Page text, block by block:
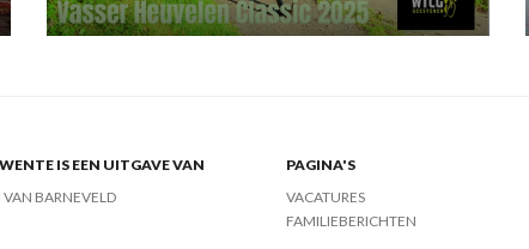
IS EEN UITGAVE VAN
VAN BARNEVELD
PAGINA'S
VACATURES
FAMILIEBERICHTEN